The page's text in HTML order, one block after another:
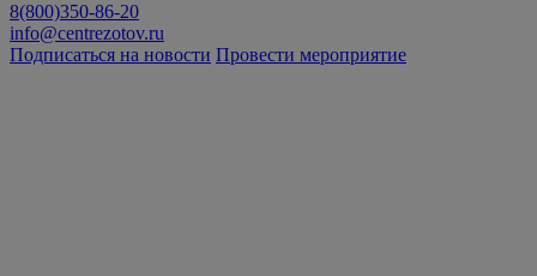
8(800)350-86-20
info@centrezotov.ru
Подписаться на новости Провести мероприятие